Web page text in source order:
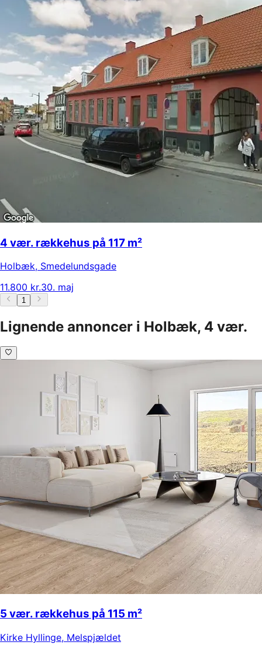
4 vær. rækkehus på 117 m²
Holbæk, Smedelundsgade
11.800 kr.30. maj
1
Lignende annoncer i Holbæk, 4 vær.
5 vær. rækkehus på 115 m²
Kirke Hyllinge, Melspjældet